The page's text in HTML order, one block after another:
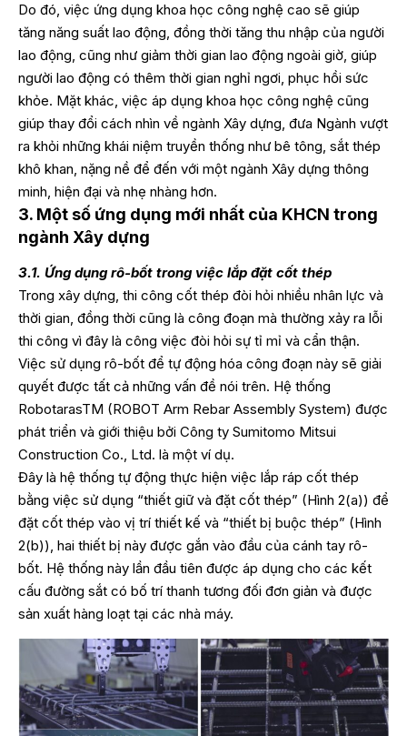
Do đó, việc ứng dụng khoa học công nghệ cao sẽ giúp
tăng năng suất lao động, đồng thời tăng thu nhập của người
lao động, cũng như giảm thời gian lao động ngoài giờ, giúp
người lao động có thêm thời gian nghỉ ngơi, phục hồi sức
khỏe. Mặt khác, việc áp dụng khoa học công nghệ cũng
giúp thay đổi cách nhìn về ngành Xây dựng, đưa Ngành vượt
ra khỏi những khái niệm truyền thống như bê tông, sắt thép
khô khan, nặng nề để đến với một ngành Xây dựng thông
minh, hiện đại và nhẹ nhàng hơn.
3. Một số ứng dụng mới nhất của KHCN trong
ngành Xây dựng
3.1. Ứng dụng rô-bốt trong việc lắp đặt cốt thép
Trong xây dựng, thi công cốt thép đòi hỏi nhiều nhân lực và
thời gian, đồng thời cũng là công đoạn mà thường xảy ra lỗi
thi công vì đây là công việc đòi hỏi sự tỉ mỉ và cẩn thận.
Việc sử dụng rô-bốt để tự động hóa công đoạn này sẽ giải
quyết được tất cả những vấn đề nói trên. Hệ thống
RobotarasTM (ROBOT Arm Rebar Assembly System) được
phát triển và giới thiệu bởi Công ty Sumitomo Mitsui
Construction Co., Ltd. là một ví dụ.
Đây là hệ thống tự động thực hiện việc lắp ráp cốt thép
bằng việc sử dụng “thiết giữ và đặt cốt thép” (Hình 2(a)) để
đặt cốt thép vào vị trí thiết kế và “thiết bị buộc thép” (Hình
2(b)), hai thiết bị này được gắn vào đầu của cánh tay rô-
bốt. Hệ thống này lần đầu tiên được áp dụng cho các kết
cấu đường sắt có bố trí thanh tương đối đơn giản và được
sản xuất hàng loạt tại các nhà máy.